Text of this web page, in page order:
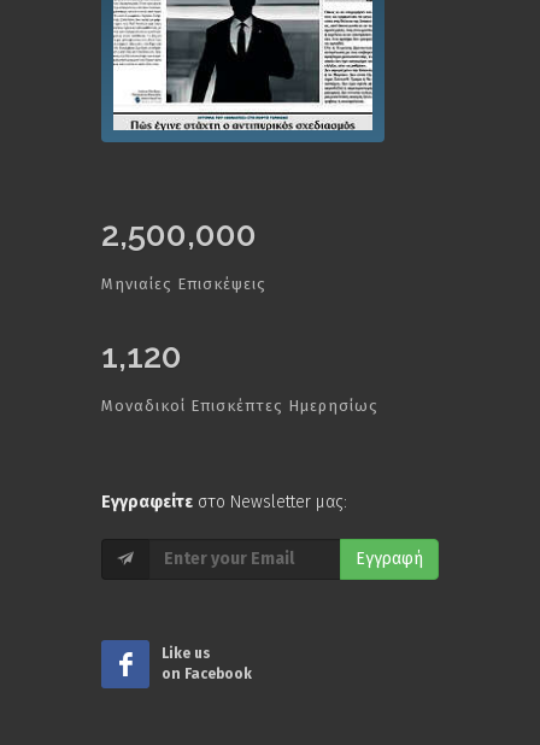
2,500,000
Μηνιαίες Επισκέψεις
1,120
Μοναδικοί Επισκέπτες Ημερησίως
Εγγραφείτε στο Newsletter μας:
Εγγραφή
Like us
on Facebook